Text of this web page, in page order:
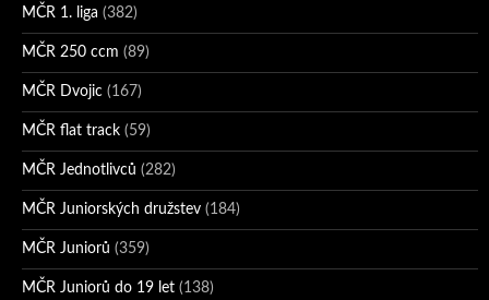
MČR 1. liga (382)
MČR 250 ccm (89)
MČR Dvojic (167)
MČR flat track (59)
MČR Jednotlivců (282)
MČR Juniorských družstev (184)
MČR Juniorů (359)
MČR Juniorů do 19 let (138)